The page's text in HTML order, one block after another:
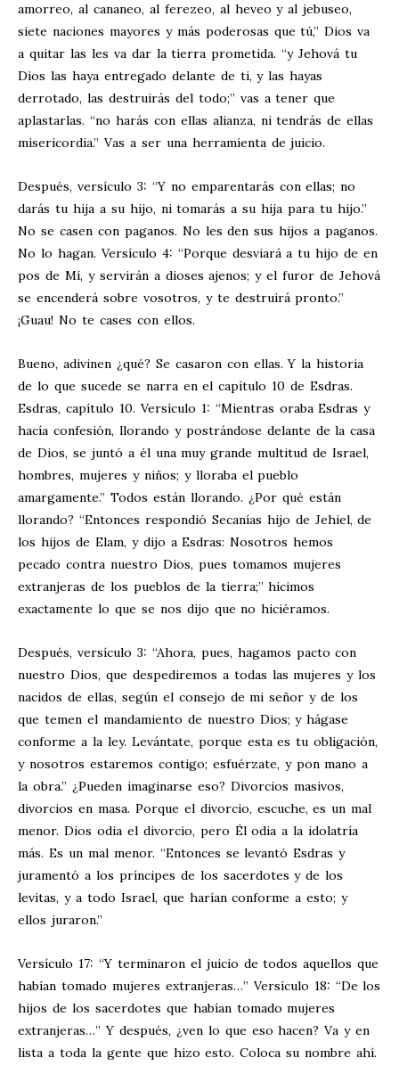
amorreo, al cananeo, al ferezeo, al heveo y al jebuseo,
siete naciones mayores y más poderosas que tú,” Dios va
a quitar las les va dar la tierra prometida. “y Jehová tu
Dios las haya entregado delante de ti, y las hayas
derrotado, las destruirás del todo;” vas a tener que
aplastarlas. “no harás con ellas alianza, ni tendrás de ellas
misericordia.” Vas a ser una herramienta de juicio.
Después, versículo 3: “Y no emparentarás con ellas; no
darás tu hija a su hijo, ni tomarás a su hija para tu hijo.”
No se casen con paganos. No les den sus hijos a paganos.
No lo hagan. Versículo 4: “Porque desviará a tu hijo de en
pos de Mí, y servirán a dioses ajenos; y el furor de Jehová
se encenderá sobre vosotros, y te destruirá pronto.”
¡Guau! No te cases con ellos.
Bueno, adivinen ¿qué? Se casaron con ellas. Y la historia
de lo que sucede se narra en el capítulo 10 de Esdras.
Esdras, capítulo 10. Versículo 1: “Mientras oraba Esdras y
hacía confesión, llorando y postrándose delante de la casa
de Dios, se juntó a él una muy grande multitud de Israel,
hombres, mujeres y niños; y lloraba el pueblo
amargamente.” Todos están llorando. ¿Por qué están
llorando? “Entonces respondió Secanías hijo de Jehiel, de
los hijos de Elam, y dijo a Esdras: Nosotros hemos
pecado contra nuestro Dios, pues tomamos mujeres
extranjeras de los pueblos de la tierra;” hicimos
exactamente lo que se nos dijo que no hiciéramos.
Después, versículo 3: “Ahora, pues, hagamos pacto con
nuestro Dios, que despediremos a todas las mujeres y los
nacidos de ellas, según el consejo de mi señor y de los
que temen el mandamiento de nuestro Dios; y hágase
conforme a la ley. Levántate, porque esta es tu obligación,
y nosotros estaremos contigo; esfuérzate, y pon mano a
la obra.” ¿Pueden imaginarse eso? Divorcios masivos,
divorcios en masa. Porque el divorcio, escuche, es un mal
menor. Dios odia el divorcio, pero Él odia a la idolatría
más. Es un mal menor. “Entonces se levantó Esdras y
juramentó a los príncipes de los sacerdotes y de los
levitas, y a todo Israel, que harían conforme a esto; y
ellos juraron.”
Versículo 17: “Y terminaron el juicio de todos aquellos que
habían tomado mujeres extranjeras…” Versículo 18: “De los
hijos de los sacerdotes que habían tomado mujeres
extranjeras…” Y después, ¿ven lo que eso hacen? Va y en
lista a toda la gente que hizo esto. Coloca su nombre ahí.